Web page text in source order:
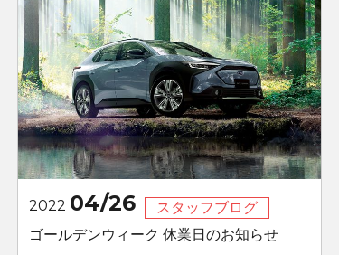
2022 04/26
スタッフブログ
ゴールデンウィーク 休業日のお知らせ